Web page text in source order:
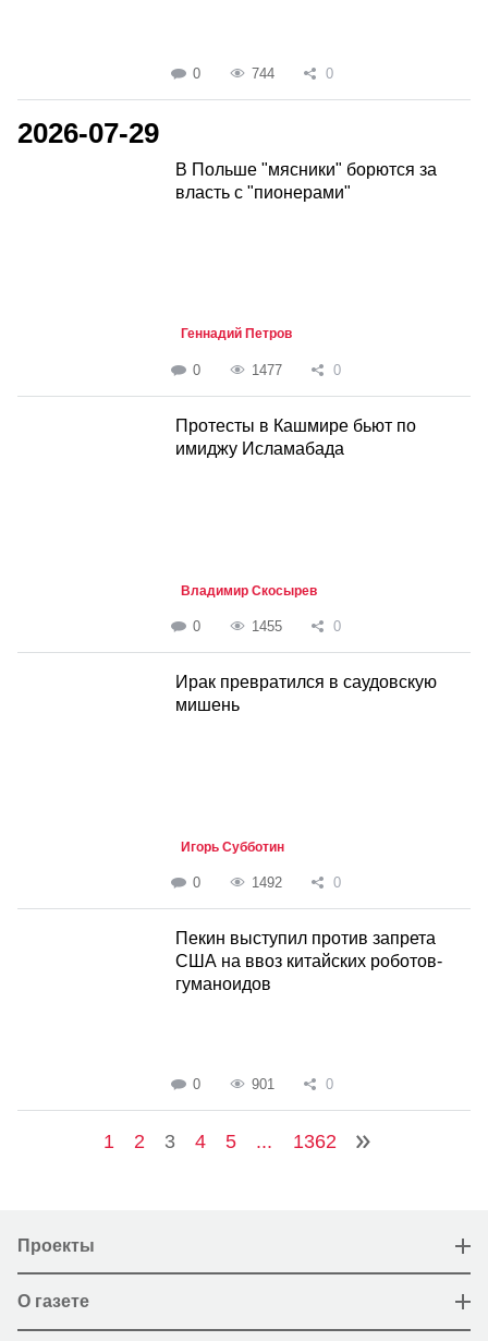
0 744 0
2026-07-29
В Польше "мясники" борются за
власть с "пионерами"
Геннадий Петров
0 1477 0
Протесты в Кашмире бьют по
имиджу Исламабада
Владимир Скосырев
0 1455 0
Ирак превратился в саудовскую
мишень
Игорь Субботин
0 1492 0
Пекин выступил против запрета
США на ввоз китайских роботов-
гуманоидов
0 901 0
1 2 3 4 5 ... 1362
Проекты
О газете